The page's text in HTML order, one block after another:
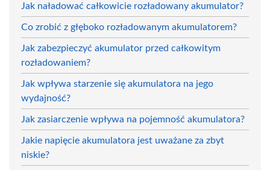
Jak naładować całkowicie rozładowany akumulator?
Co zrobić z głęboko rozładowanym akumulatorem?
Jak zabezpieczyć akumulator przed całkowitym
rozładowaniem?
Jak wpływa starzenie się akumulatora na jego
wydajność?
Jak zasiarczenie wpływa na pojemność akumulatora?
Jakie napięcie akumulatora jest uważane za zbyt
niskie?